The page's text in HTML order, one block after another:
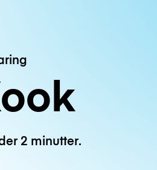
2 minutter.